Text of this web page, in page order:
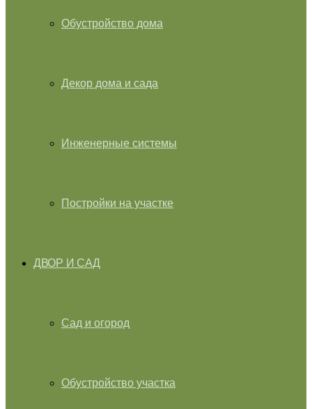
Обустройство дома
Декор дома и сада
Инженерные системы
Постройки на участке
ДВОР И САД
Сад и огород
Обустройство участка